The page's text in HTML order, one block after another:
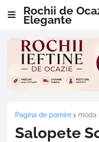
Rochii de
Elegante
Pagina de pornire moda
Salopete